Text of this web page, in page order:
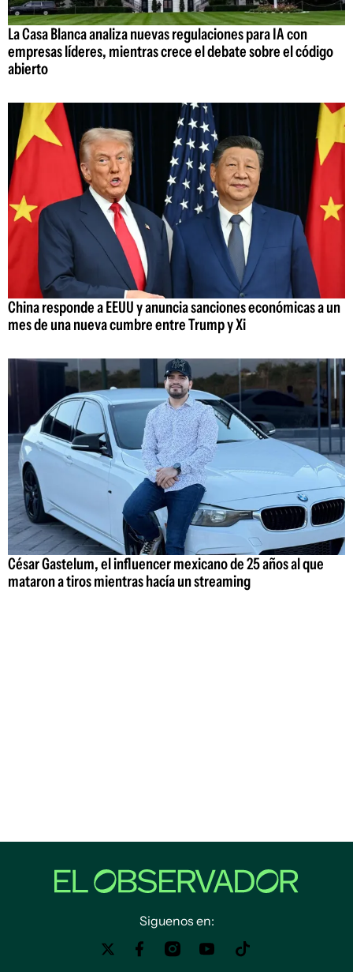
La Casa Blanca analiza nuevas regulaciones para IA con
empresas líderes, mientras crece el debate sobre el código
abierto
China responde a EEUU y anuncia sanciones económicas a un
mes de una nueva cumbre entre Trump y Xi
César Gastelum, el influencer mexicano de 25 años al que
mataron a tiros mientras hacía un streaming
Siguenos en: